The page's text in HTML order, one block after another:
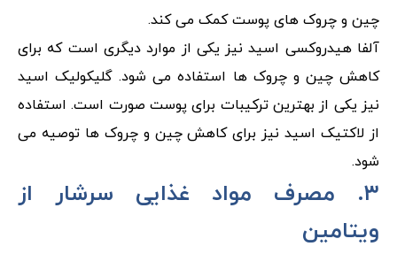
چین و چروک های پوست کمک می کند.
آلفا هیدروکسی اسید نیز یکی از موارد دیگری است که برای
کاهش چین و چروک ها استفاده می شود. گلیکولیک اسید
نیز یکی از بهترین ترکیبات برای پوست صورت است. استفاده
از لاکتیک اسید نیز برای کاهش چین و چروک ها توصیه می
شود.
۳. مصرف مواد غذایی سرشار از
ویتامین